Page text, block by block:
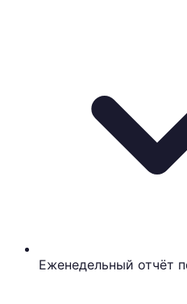
Еженедельный отчёт